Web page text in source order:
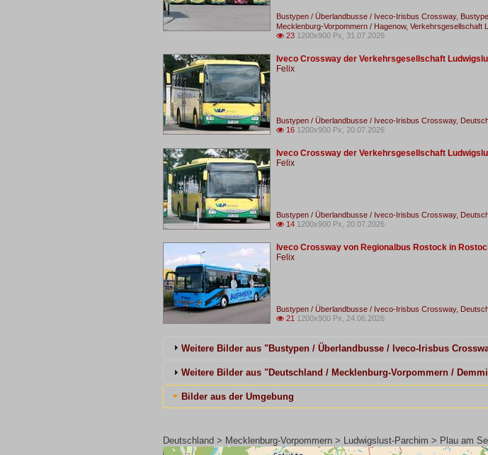
Bustypen / Überlandbusse / Iveco-Irisbus Crossway,
Mecklenburg-Vorpommern / Hagenow, Verkehrsgesellschaft
 23 1200x900 Px, 31.07.2026
Iveco Crossway der Verkehrsgesellschaft
Felix
Bustypen / Überlandbusse / Iveco-Irisbus Crossway,
 16 1200x900 Px, 20.07.2026
Iveco Crossway der Verkehrsgesellschaft
Felix
Bustypen / Überlandbusse / Iveco-Irisbus Crossway,
 14 1200x900 Px, 20.07.2026
Iveco Crossway von Regionalbus Rostock in
Felix
Bustypen / Überlandbusse / Iveco-Irisbus Crossway,
 21 1200x900 Px, 24.06.2026
Weitere Bilder aus "Bustypen / Überlandbusse / Iveco-Irisbus
Weitere Bilder aus "Deutschland / Mecklenburg-Vorpommern /
Bilder aus der Umgebung
Deutschland > Mecklenburg-Vorpommern > Ludwigslust-Parchim > Plau am